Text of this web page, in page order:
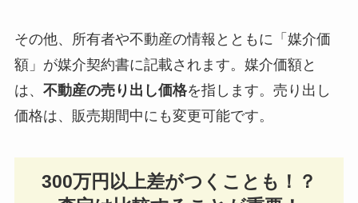
その他、所有者や不動産の情報とともに「媒介価
額」が媒介契約書に記載されます。媒介価額と
は、 不動産の売り出し価格を指します。売り出し
価格は、販売期間中にも変更可能です。
300万円以上差がつくことも！？